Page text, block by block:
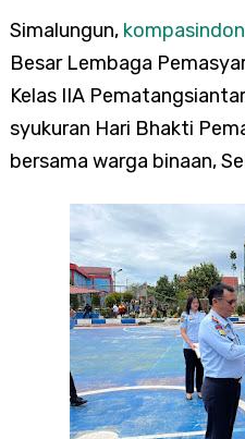
Simalungun,
Besar Lembaga
Kelas IIA
syukuran Hari Bhakti
bersama warga binaan,